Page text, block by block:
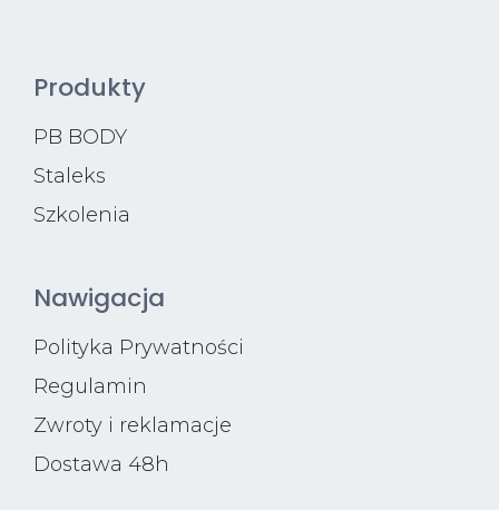
Produkty
PB BODY
Staleks
Szkolenia
Nawigacja
Polityka Prywatności
Regulamin
Zwroty i reklamacje
Dostawa 48h